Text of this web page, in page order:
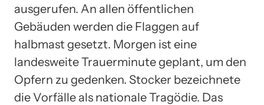
ausgerufen. An allen öffentlichen
Gebäuden werden die Flaggen auf
halbmast gesetzt. Morgen ist eine
landesweite Trauerminute geplant, um den
Opfern zu gedenken. Stocker bezeichnete
die Vorfälle als nationale Tragödie. Das